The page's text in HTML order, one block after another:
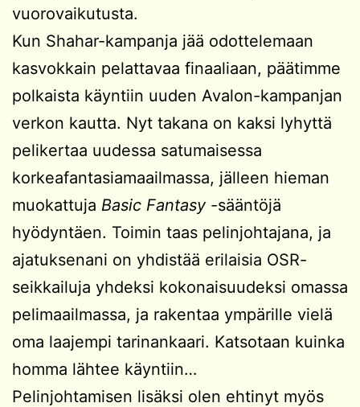
vuorovaikutusta.
Kun Shahar-kampanja jää odottelemaan
kasvokkain pelattavaa finaaliaan, päätimme
polkaista käyntiin uuden Avalon-kampanjan
verkon kautta. Nyt takana on kaksi lyhyttä
pelikertaa uudessa satumaisessa
korkeafantasiamaailmassa, jälleen hieman
muokattuja Basic Fantasy-sääntöjä
hyödyntäen. Toimin taas pelinjohtajana, ja
ajatuksenani on yhdistää erilaisia OSR-
seikkailuja yhdeksi kokonaisuudeksi omassa
pelimaailmassa, ja rakentaa ympärille vielä
oma laajempi tarinankaari. Katsotaan kuinka
homma lähtee käyntiin…
Pelinjohtamisen lisäksi olen ehtinyt myös